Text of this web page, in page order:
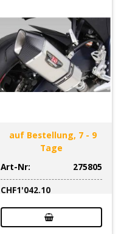
auf Bestellung, 7 - 9
Tage
Art-Nr:
275805
CHF1'042.10